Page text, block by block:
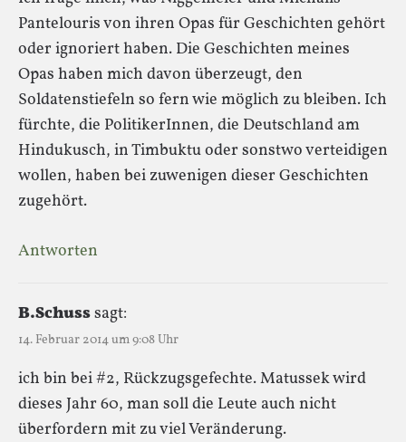
Pantelouris von ihren Opas für Geschichten gehört
oder ignoriert haben. Die Geschichten meines
Opas haben mich davon überzeugt, den
Soldatenstiefeln so fern wie möglich zu bleiben. Ich
fürchte, die PolitikerInnen, die Deutschland am
Hindukusch, in Timbuktu oder sonstwo verteidigen
wollen, haben bei zuwenigen dieser Geschichten
zugehört.
Antworten
B.Schusssagt:
14. Februar 2014 um 9:08 Uhr
ich bin bei #2, Rückzugsgefechte. Matussek wird
dieses Jahr 60, man soll die Leute auch nicht
überfordern mit zu viel Veränderung.